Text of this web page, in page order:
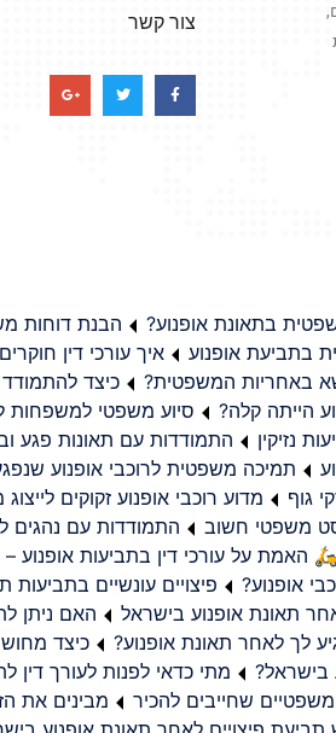
צור קשר
בתאונת אופנוע?
הבנת דוחות
בתביעת אופנוע
איך עורכי דין
באחריות המשפטית?
כיצד
הייתה קלה?
סיוע משפטי למשפחות
נזיקין
התמודדות עם תאונות פגע
תמיכה משפטית לרוכבי אופנוע
גוף
מדוע רוכבי אופנוע זקוקים
משפטי חשוב
התמודדות עם נהגים
האמת על עורכי דין בתביעות אופנוע –
אופנוע?
פיצויים עונשיים
תאונת אופנוע בישראל
האם ניתן
לך לאחר תאונת אופנוע?
כיצד
בישראל?
מתי כדאי לפנות לעורך דין
שחייבים להכיר
מבינים את